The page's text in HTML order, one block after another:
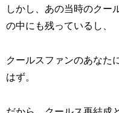
しかし、あの当時のクー
の中にも残っているし、
クールスファンのあなた
はず。